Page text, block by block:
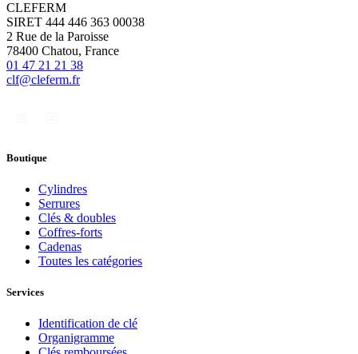
CLEFERM
SIRET 444 446 363 00038
2 Rue de la Paroisse
78400 Chatou, France
01 47 21 21 38
clf@cleferm.fr
Boutique
Cylindres
Serrures
Clés & doubles
Coffres-forts
Cadenas
Toutes les catégories
Services
Identification de clé
Organigramme